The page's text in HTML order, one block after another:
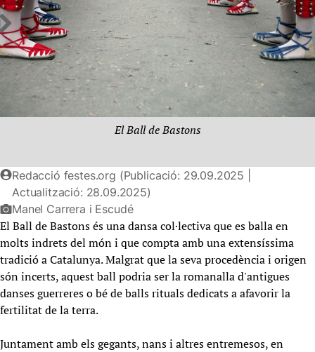
El Ball de Bastons
Redacció festes.org (Publicació: 29.09.2025 |
Actualització: 28.09.2025)
Manel Carrera i Escudé
El Ball de Bastons és una dansa col·lectiva que es balla en
molts indrets del món i que compta amb una extensíssima
tradició a Catalunya. Malgrat que la seva procedència i origen
són incerts, aquest ball podria ser la romanalla d'antigues
danses guerreres o bé de balls rituals dedicats a afavorir la
fertilitat de la terra.
Juntament amb els gegants, nans i altres entremesos, en